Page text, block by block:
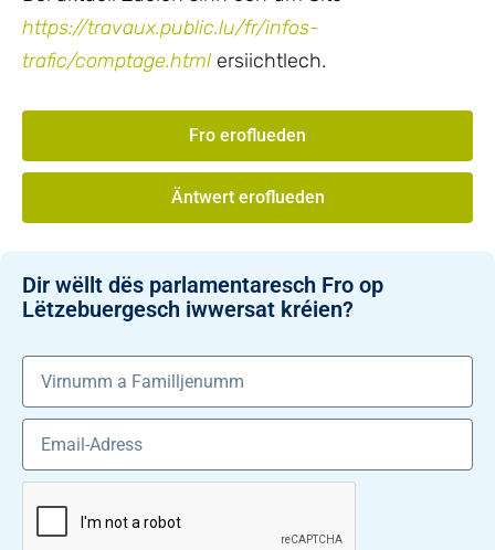
https://travaux.public.lu/fr/infos-
trafic/comptage.html ersiichtlech.
Fro eroflueden
Äntwert eroflueden
Dir wëllt dës parlamentaresch Fro op
Lëtzebuergesch iwwersat kréien?